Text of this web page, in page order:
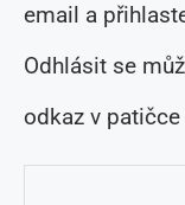
email a
Odhlásit se
odkaz v